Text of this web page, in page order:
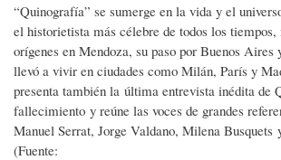
“Quinografía” se sumerge en la vida y el
el historietista más célebre de todos los tiempos,
orígenes en Mendoza, su paso por Buenos
llevó a vivir en ciudades como Milán, París y
presenta también la última entrevista inédita de
fallecimiento y reúne las voces de grandes
Manuel Serrat, Jorge Valdano, Milena
(Fuente: